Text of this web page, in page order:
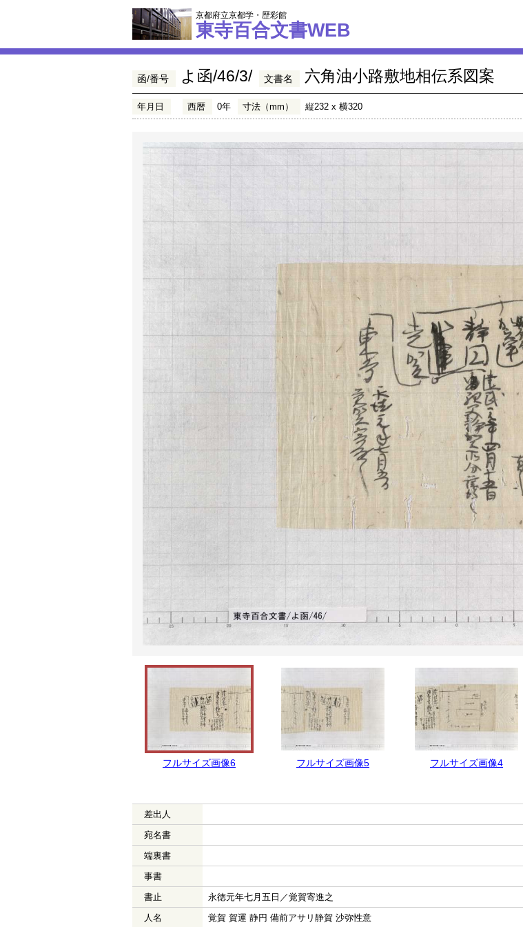
京都府立京都学・歴彩館
東寺百合文書WEB
函/番号 よ函/46/3/ 文書名 六角油小路敷地相伝系図案
年月日 西暦 0年 寸法（mm） 縦232 x 横320
フルサイズ画像6 フルサイズ画像5 フルサイズ画像4
差出人
宛名書
端裏書
事書
書止
永徳元年七月五日／覚賀寄進之
人名
覚賀 賀運 静円 備前アサリ静賀 沙弥性意